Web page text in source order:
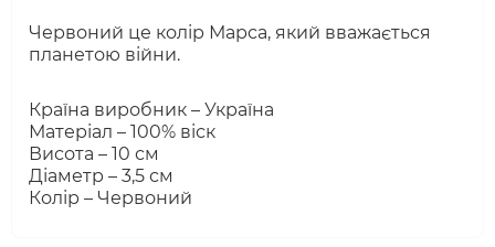
Червоний це колір Марса, який вважається
планетою війни.
Країна виробник – Україна
Матеріал – 100% віск
Висота – 10 см
Діаметр – 3,5 см
Колір – Червоний